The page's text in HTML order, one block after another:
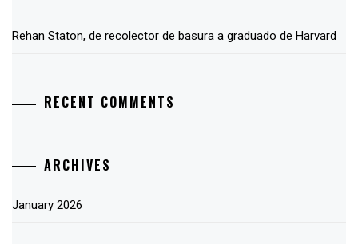
Rehan Staton, de recolector de basura a graduado de Harvard
RECENT COMMENTS
ARCHIVES
January 2026